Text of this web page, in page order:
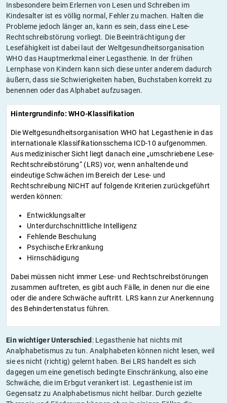
Insbesondere beim Erlernen von Lesen und Schreiben im
Kindesalter ist es völlig normal, Fehler zu machen. Halten die
Probleme jedoch länger an, kann es sein, dass eine Lese-
Rechtschreibstörung vorliegt. Die Beeinträchtigung der
Lesefähigkeit ist dabei laut der Weltgesundheitsorganisation
WHO das Hauptmerkmal einer Legasthenie. In der frühen
Lernphase von Kindern kann sich diese unter anderem dadurch
äußern, dass sie Schwierigkeiten haben, Buchstaben korrekt zu
benennen oder das Alphabet aufzusagen.
Hintergrundinfo: WHO-Klassifikation
Die Weltgesundheitsorganisation WHO hat Legasthenie in das
internationale Klassifikationsschema ICD-10 aufgenommen.
Aus medizinischer Sicht liegt danach eine „umschriebene Lese-
Rechtschreibstörung“ (LRS) vor, wenn anhaltende und
eindeutige Schwächen im Bereich der Lese- und
Rechtschreibung NICHT auf folgende Kriterien zurückgeführt
werden können:
Entwicklungsalter
Unterdurchschnittliche Intelligenz
Fehlende Beschulung
Psychische Erkrankung
Hirnschädigung
Dabei müssen nicht immer Lese- und Rechtschreibstörungen
zusammen auftreten, es gibt auch Fälle, in denen nur die eine
oder die andere Schwäche auftritt. LRS kann zur Anerkennung
des Behindertenstatus führen.
Ein wichtiger Unterschied : Legasthenie hat nichts mit
Analphabetismus zu tun. Analphabeten können nicht lesen, weil
sie es nicht (richtig) gelernt haben. Bei LRS handelt es sich
dagegen um eine genetisch bedingte Einschränkung, also eine
Schwäche, die im Erbgut verankert ist. Legasthenie ist im
Gegensatz zu Analphabetismus nicht heilbar. Durch gezielte